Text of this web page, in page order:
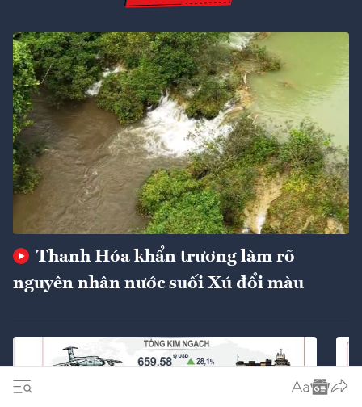
Thanh Hóa khẩn trương làm rõ
nguyên nhân nước suối Xú đổi màu